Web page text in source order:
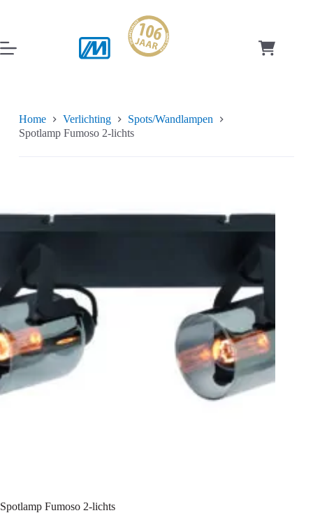
inhoud
Home Verlichting
Spots/Wandlampen
Spotlamp Fumoso 2-lichts
Spotlamp Fumoso 2-lichts